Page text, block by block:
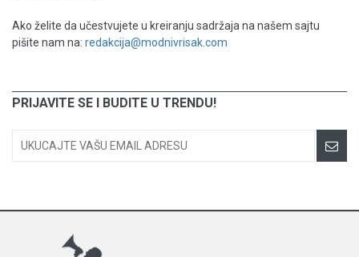
Ako želite da učestvujete u kreiranju sadržaja na našem sajtu
pišite nam na: redakcija@modnivrisak.com
PRIJAVITE SE I BUDITE U TRENDU!